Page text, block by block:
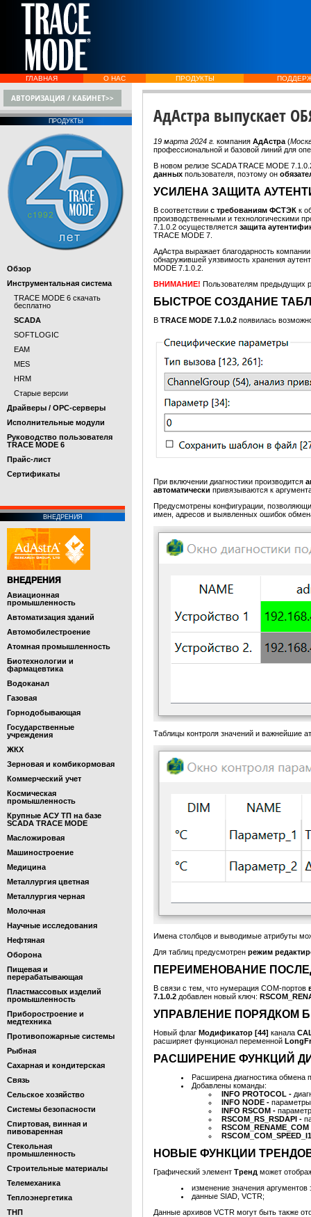
ГЛАВНАЯ О НАС ПРОДУКТЫ
АВТОРИЗАЦИЯ / КАБИНЕТ>>
ПРОДУКТЫ
Обзор
Инструментальная система
TRACE MODE 6 скачать
бесплатно
SCADA
SOFTLOGIC
EAM
MES
HRM
Старые версии
Драйверы / OPC-серверы
Исполнительные модули
Руководство пользователя
TRACE MODE 6
Прайс-лист
Cертификаты
ВНЕДРЕНИЯ
ВНЕДРЕНИЯ
Авиационная
промышленность
Автоматизация зданий
Автомобилестроение
Атомная промышленность
Биотехнологии и
фармацевтика
Водоканал
Газовая
Горнодобывающая
Государственные
учреждения
ЖКХ
Зерновая и комбикормовая
Коммерческий учет
Космическая
промышленность
Крупные АСУ ТП на базе
SCADA TRACE MODE
Масложировая
Машиностроение
Медицина
Металлургия цветная
Металлургия черная
Молочная
Научные исследования
Нефтяная
Оборона
Пищевая и
перерабатывающая
Пластмассовых изделий
промышленность
Приборостроение и
медтехника
Противопожарные системы
Рыбная
Сахарная и кондитерская
Связь
Сельское хозяйство
Системы безопасности
Спиртовая, винная и
пивоваренная
Стекольная
промышленность
Строительные материалы
Телемеханика
Теплоэнергетика
ТНП
АдАстра выпускает
19 марта 2024 г. компания АдАстра (
профессиональной и базовой линий для
В новом релизе SCADA TRACE MODE
данных пользователя, поэтому он
УСИЛЕНА ЗАЩИТА
В соответствии с требованиям ФСТЭК к
производственными и технологическими
7.1.0.2 осуществляется защита
TRACE MODE 7.
АдАстра выражает благодарность
обнаружившей уязвимость хранения
MODE 7.1.0.2.
ВНИМАНИЕ! Пользователям предыдущих
БЫСТРОЕ СОЗДАНИЕ
В TRACE MODE 7.1.0.2 появилась
При включении диагностики производится
автоматически привязываются к
Предусмотрены конфигурации,
имен, адресов и выявленных ошибок
Таблицы контроля значений и важнейшие
Имена столбцов и выводимые атрибуты
Для таблиц предусмотрен режим
ПЕРЕИМЕНОВАНИЕ
В связи с тем, что нумерация COM-портов
7.1.0.2 добавлен новый ключ:
УПРАВЛЕНИЕ ПОРЯДКОМ
Новый флаг Модификатор [44] канала
расширяет функционал переменной
РАСШИРЕНИЕ ФУНКЦИЙ
Расширена диагностика
Добавлены команды:
INFO PROTOCOL -
INFO NODE -
INFO RSCOM -
RSCOM_RS_RSDAPI -
НОВЫЕ ФУНКЦИИ
Графический элемент Тренд может
изменение значения аргументов
данные SIAD, VCTR;
Данные архивов VCTR могут быть также